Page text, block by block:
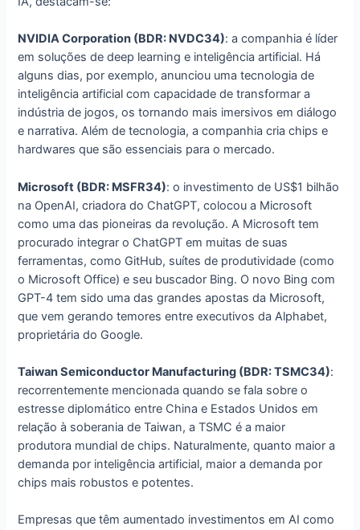
NVIDIA Corporation (BDR: NVDC34): a companhia é líder
em soluções de deep learning e inteligência artificial. Há
alguns dias, por exemplo, anunciou uma tecnologia de
inteligência artificial com capacidade de transformar a
indústria de jogos, os tornando mais imersivos em diálogo
e narrativa. Além de tecnologia, a companhia cria chips e
hardwares que são essenciais para o mercado.
Microsoft (BDR: MSFR34): o investimento de US$1 bilhão
na OpenAI, criadora do ChatGPT, colocou a Microsoft
como uma das pioneiras da revolução. A Microsoft tem
procurado integrar o ChatGPT em muitas de suas
ferramentas, como GitHub, suítes de produtividade (como
o Microsoft Office) e seu buscador Bing. O novo Bing com
GPT-4 tem sido uma das grandes apostas da Microsoft,
que vem gerando temores entre executivos da Alphabet,
proprietária do Google.
Taiwan Semiconductor Manufacturing (BDR: TSMC34):
recorrentemente mencionada quando se fala sobre o
estresse diplomático entre China e Estados Unidos em
relação à soberania de Taiwan, a TSMC é a maior
produtora mundial de chips. Naturalmente, quanto maior a
demanda por inteligência artificial, maior a demanda por
chips mais robustos e potentes.
Empresas que têm aumentado investimentos em AI como